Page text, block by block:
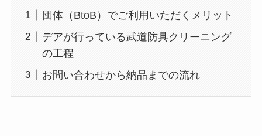
団体（BtoB）でご利用いただくメリット
デアが行っている武道防具クリーニング
の工程
お問い合わせから納品までの流れ